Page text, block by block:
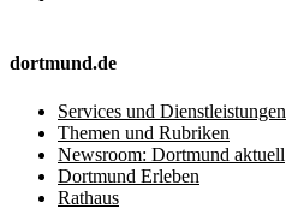
dortmund.de
Services und Dienstleistungen
Themen und Rubriken
Newsroom: Dortmund aktuell
Dortmund Erleben
Rathaus